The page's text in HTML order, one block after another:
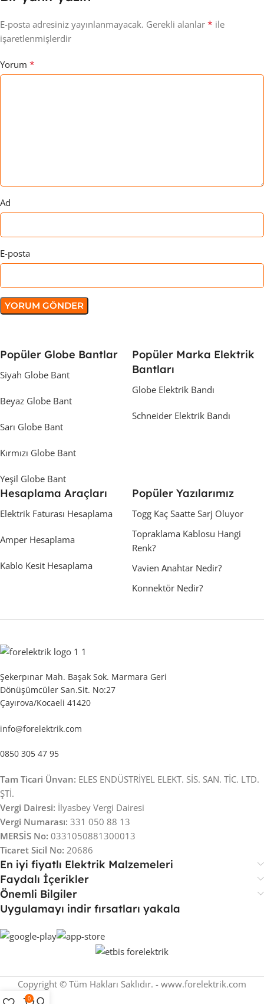
E-posta adresiniz yayınlanmayacak. Gerekli alanlar * ile
işaretlenmişlerdir
Yorum *
Ad
E-posta
Popüler Globe Bantlar
Siyah Globe Bant
Beyaz Globe Bant
Sarı Globe Bant
Kırmızı Globe Bant
Yeşil Globe Bant
Popüler Marka Elektrik
Bantları
Globe Elektrik Bandı
Schneider Elektrik Bandı
Hesaplama Araçları
Elektrik Faturası Hesaplama
Amper Hesaplama
Kablo Kesit Hesaplama
Popüler Yazılarımız
Togg Kaç Saatte Sarj Oluyor
Topraklama Kablosu Hangi
Renk?
Vavien Anahtar Nedir?
Konnektör Nedir?
Şekerpınar Mah. Başak Sok. Marmara Geri
Dönüşümcüler San.Sit. No:27
Çayırova/Kocaeli 41420
info@forelektrik.com
0850 305 47 95
Tam Ticari Ünvan: ELES ENDÜSTRİYEL ELEKT. SİS. SAN. TİC. LTD.
ŞTİ.
Vergi Dairesi: İlyasbey Vergi Dairesi
Vergi Numarası: 331 050 88 13
MERSİS No: 0331050881300013
Ticaret Sicil No: 20686
En iyi fiyatlı Elektrik Malzemeleri
Faydalı İçerikler
Önemli Bilgiler
Uygulamayı indir fırsatları yakala
Copyright © Tüm Hakları Saklıdır. - www.forelektrik.com
0